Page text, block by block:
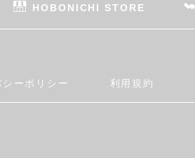
HOBONICHI STORE
ーポリシー 利用規約